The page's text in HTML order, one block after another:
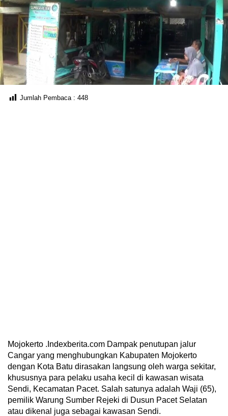
Jumlah Pembaca : 448
Mojokerto .Indexberita.com Dampak penutupan jalur
Cangar yang menghubungkan Kabupaten Mojokerto
dengan Kota Batu dirasakan langsung oleh warga sekitar,
khususnya para pelaku usaha kecil di kawasan wisata
Sendi, Kecamatan Pacet. Salah satunya adalah Waji (65),
pemilik Warung Sumber Rejeki di Dusun Pacet Selatan
atau dikenal juga sebagai kawasan Sendi.